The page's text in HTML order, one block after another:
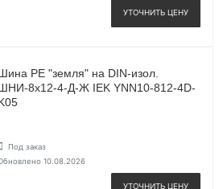
УТОЧНИТЬ ЦЕНУ
PE "земля" на DIN-изол.
8х12-4-Д-Ж IEK YNN10-812-4D-
Под заказ
10.08.2026
УТОЧНИТЬ ЦЕНУ